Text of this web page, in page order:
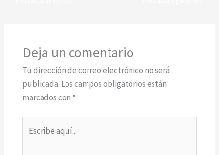
Deja un comentario
Tu dirección de correo electrónico no será
publicada. Los campos obligatorios están
marcados con *
aquí...